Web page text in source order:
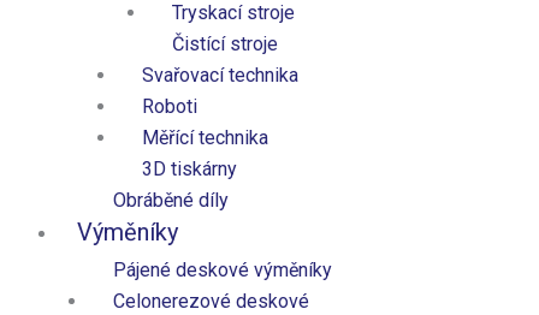
Tento web používá soubory cookies pro zajištění správného
fungování, analýzu návštěvnosti a zlepšení Vašeho
uživatelského zážitku. Kliknutím na „Přijmout“ souhlasíte s
používáním všech cookies. V nastavení můžete svůj souhlas
kdykoliv upravit.
Tryskací stroje
Čistící stroje
Svařovací technika
Roboti
Měřící technika
3D tiskárny
Obráběné díly
Výměníky
Pájené deskové výměníky
Celonerezové deskové​